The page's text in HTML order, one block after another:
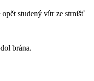
opět studený vítr ze strnišť
brána.